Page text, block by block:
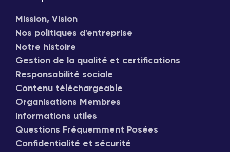
Mission, Vision
Nos politiques d'entreprise
Notre histoire
Gestion de la qualité et certifications
Responsabilité sociale
Contenu téléchargeable
Organisations Membres
Informations utiles
Questions Fréquemment Posées
Confidentialité et sécurité